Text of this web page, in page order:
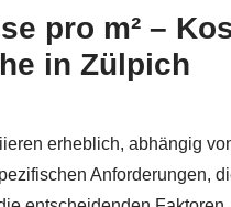
pro m² –
in Zülpich
erheblich, abhängig
Anforderungen,